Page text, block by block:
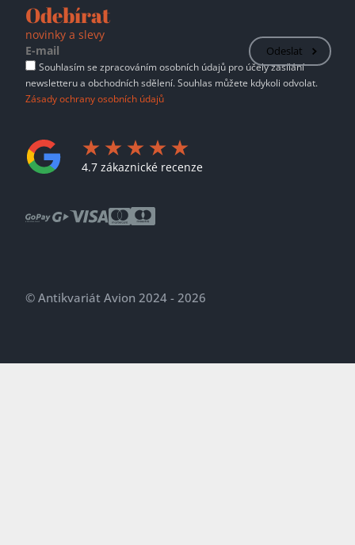
Odebírat
novinky a slevy
Odeslat
Souhlasím se zpracováním osobních údajů pro účely zasílání
newsletteru a obchodních sdělení. Souhlas můžete kdykoli odvolat.
Zásady ochrany osobních údajů
4.7 zákaznické recenze
© Antikvariát Avion 2024 - 2026